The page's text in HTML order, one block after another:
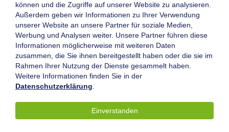
Allgemeine Anfragen:
dekanat02[at]wiwi.uni-frankfurt[dot]de
Die Goethe-Universität Frankfurt am Main
Impressum
Datenschutz
Barrierefreiheit
© 2004-2026 Goethe-Universität Frankfurt am Main
können und die Zugriffe auf unserer Website zu analysieren.
Außerdem geben wir Informationen zu Ihrer Verwendung
unserer Website an unsere Partner für soziale Medien,
Werbung und Analysen weiter. Unsere Partner führen diese
Informationen möglicherweise mit weiteren Daten
zusammen, die Sie ihnen bereitgestellt haben oder die sie im
Rahmen Ihrer Nutzung der Dienste gesammelt haben.
Weitere Informationen finden Sie in der
Datenschutzerklärung
Einverstanden